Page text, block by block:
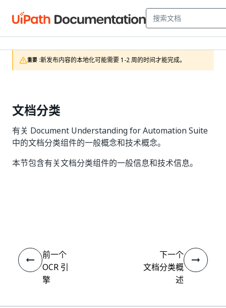
重要 :新发布内容的本地化可能需要 1-2 周的时间才能完成。
文档分类
有关 Document Understanding for Automation Suite
中的文档分类组件的一般概念和技术概念。
本节包含有关文档分类组件的一般信息和技术信息。
前一个
OCR 引
擎
下一个
文档分类概
述